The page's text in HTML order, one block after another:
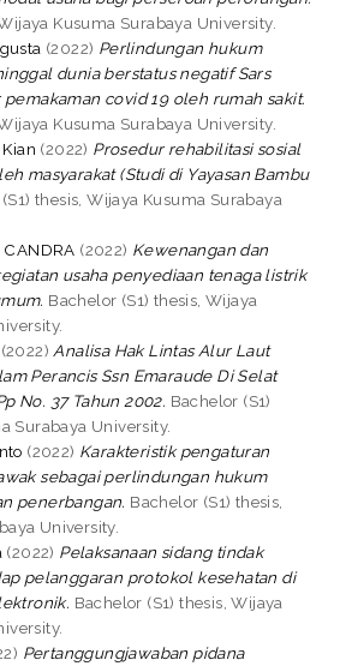
Kusuma Surabaya University.
(2022) Perlindungan hukum
dunia berstatus negatif Sars
covid 19 oleh rumah sakit.
Kusuma Surabaya University.
(2022) Prosedur rehabilitasi sosial
masyarakat (Studi di Yayasan Bambu
thesis, Wijaya Kusuma Surabaya
CANDRA (2022) Kewenangan dan
usaha penyediaan tenaga listrik
Bachelor (S1) thesis, Wijaya
(2022) Analisa Hak Lintas Alur Laut
Perancis Ssn Emaraude Di Selat
No. 37 Tahun 2002. Bachelor (S1)
Surabaya University.
(2022) Karakteristik pengaturan
sebagai perlindungan hukum
penerbangan. Bachelor (S1) thesis,
University.
(2022) Pelaksanaan sidang tindak
pelanggaran protokol kesehatan di
Bachelor (S1) thesis, Wijaya
Pertanggungjawaban pidana